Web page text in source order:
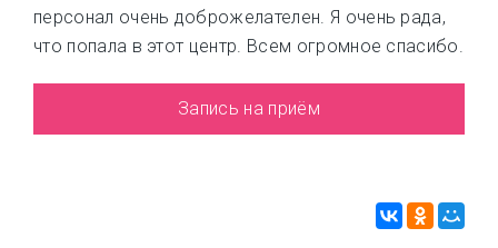
персонал очень доброжелателен. Я очень рада,
что попала в этот центр. Всем огромное спасибо.
Запись на приём